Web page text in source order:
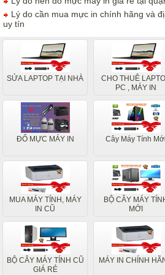
Lý do cần mua mực in chính hãng và
uy tín
SỬA LAPTOP TẠI NHÀ
CHO THUÊ
PC , MÁY IN
ĐỔ MỰC MÁY IN Cây Máy Tính Mới
MUA MÁY TÍNH, MÁY
IN CŨ
BỘ CÂY MÁY
MỚI
BỘ CÂY MÁY TÍNH CŨ
GIÁ RẺ
MÁY IN CHÍNH